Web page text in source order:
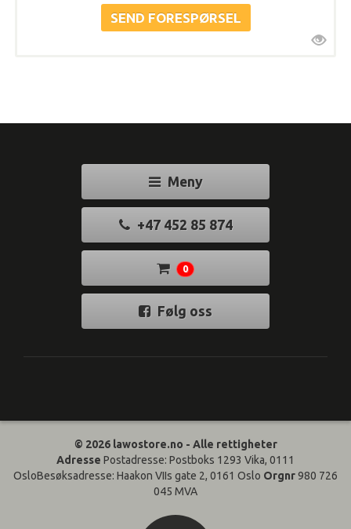
Meny
+47 452 85 874
0
Følg oss
© 2026 lawostore.no - Alle rettigheter
Adresse Postadresse: Postboks 1293 Vika, 0111
OsloBesøksadresse: Haakon VIIs gate 2, 0161 Oslo Orgnr980 726
045 MVA